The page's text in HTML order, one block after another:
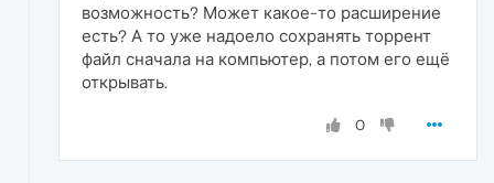
возможность? Может какое-то расширение
есть? А то уже надоело сохранять торрент
файл сначала на компьютер, а потом его ещё
открывать.
0